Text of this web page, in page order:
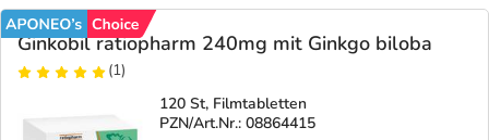
Ginkobil ratiopharm 240mg mit Ginkgo biloba
(1)
120 St, Filmtabletten
PZN/Art.Nr.: 08864415